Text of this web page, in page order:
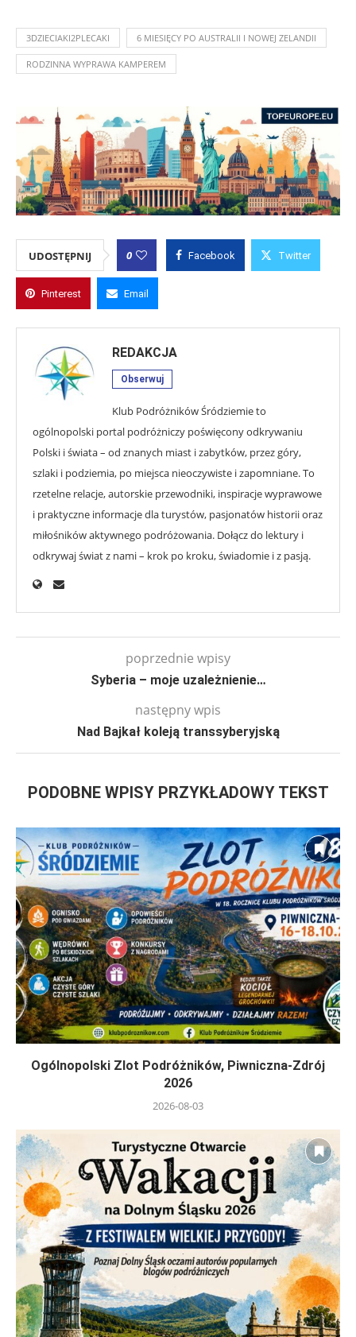
3DZIECIAKI2PLECAKI 6 MIESIĘCY PO AUSTRALII I NOWEJ ZELANDII
RODZINNA WYPRAWA KAMPEREM
UDOSTĘPNIJ 0 Facebook Twitter
Pinterest Email
REDAKCJA
Obserwuj
Klub Podróżników Śródziemie to
ogólnopolski portal podróżniczy poświęcony odkrywaniu
Polski i świata – od znanych miast i zabytków, przez góry,
szlaki i podziemia, po miejsca nieoczywiste i zapomniane. To
rzetelne relacje, autorskie przewodniki, inspiracje wyprawowe
i praktyczne informacje dla turystów, pasjonatów historii oraz
miłośników aktywnego podróżowania. Dołącz do lektury i
odkrywaj świat z nami – krok po kroku, świadomie i z pasją.
poprzednie wpisy
Syberia – moje uzależnienie…
następny wpis
Nad Bajkał koleją transsyberyjską
PODOBNE WPISY PRZYKŁADOWY TEKST
Ogólnopolski Zlot Podróżników, Piwniczna-Zdrój
2026
2026-08-03